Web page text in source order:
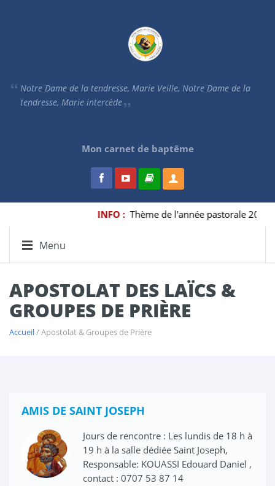
Notre Dame de la tendresse, Marie Veille, Notre Dame de la
tendresse, Marie intercède
Mon carnet de baptême
INFO : Thème de l'année pastorale 2025-
Menu
APOSTOLAT DES LAÏCS &
GROUPES DE PRIÈRE
Accueil/ Apostolat & Groupes de Prière
AMIS DE SAINT JOSEPH
Jours de rencontre : Les lundis de 18 h à
19 h à la salle dédiée Saint Joseph,
Responsable: KOUASSI Edouard Daniel ,
contact : 0707 53 87 14